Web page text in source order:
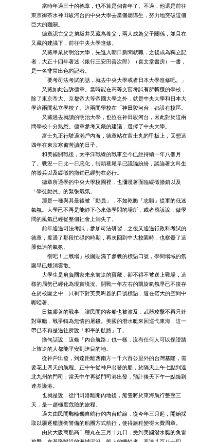
當時年過三十的德章，也不算是個青年了。不過，他還是前往
東京御茶水神田駿河台的中央大學去當個聽講生，努力地突破這個
巨大的難關。
德章認亡父之弟坂井又藏為養父，兩人成為父子關係，並且在
又藏的建議下，前往中央大學進修。
又藏畢業於明治大學，先進入朝日新聞就職，之後成為獨立記
者，大正十四年著述《銀行王安田善次郎》（喜文堂書房）一書，
是一名非常出色的記者。
「要考司法考試的話，就去中央大學或者日本大學進修吧。」
又藏如此告訴德章。當時能在高等文官考試有所斬獲的學校，
除了東京帝大、京都帝大等帝國大學之外，就是中央大學和日本大
學這兩間私立學校了。這兩間學校在「神田駿河台」都設有校區。
又藏過去就讀的明治大學，也位在神田駿河台，因此對於這兩
間學校十分熟悉。德章參考又藏的建議，選擇了中央大學。
富士丸正行駛過瀨戶內海，德章站在富士丸的甲板上，回想這
四年在東京寒窗苦讀的日子。
和美國開戰後，太平洋戰線的戰事至今已經持續一年八個月
了。戰況一日比一日惡化，街頭巷尾早已議論紛紛，談論著文科生
的徵兵以及緩徵的撤銷已經勢在必行。
德章所通學的中央大學校園裡，也瀰漫著面臨緩徵撤銷以及
「學徒動員」的緊張氣氛。
那是一種與其最後被「動員」，不如乾脆「志願」從軍的低迷
氣氛。大學已不再是能靜下心來做學問的場所，或者應該說，做學
問的風氣已經從整個社會上消失了。
前年通過司法考試，參加司法研習，之後又通過行政科考試的
德章，度過了那段忙碌的時期，再次回到中大校園時，也察覺了這
股低迷的氣氛。
「衝吧！上戰場」校園貼滿了參戰的標語口號，學問場域的氛
圍早已煙消雲散。
大學生是肩負國家未來前途的寶藏，卻不得不被送上戰場，這
樣的局勢已經化為現實境況。開戰一年左右的凱旋氣氛早已不復存
在於校園之中，只剩下對英美叫囂的口號標語，還在偌大的空間中
嘶啞著。
日益膠著的戰事，讓民間的客船也被波及，武器攻擊不再只針
對軍艦，戰爭轉為無情的屠殺。美國的潛水艇來回巡弋東海，這一
帶已不再是過往所說「和平的航路」了。
換句話說，這條「內台航路」也一樣，沒有任何人可以保證踏
上旅途的人都能平安到達目的地。
從神戶出發，到達距離西南方一千六百公里外的台灣基隆，需
要花上四天的航程。正中午從神戶出發的船，於隔天上午七點到達
北九州的門司；當天中午再從門司港出發，預計後天下午一點鐘到
達基隆港。
也就是說，從門司港離開內地後，船隻將於東海航行整整三
天，是一趟極度危險的旅程。
過去由民間郵輪獨自航行的內台航線，從今年三月起，開始採
取以驅逐艦護衛警備的船團方式航行，使得旅程變得大費周章。
由於大阪商船高千穗丸在三月十九日，受到美國潛水艇的魚雷